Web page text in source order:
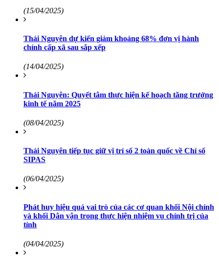
(15/04/2025)
Thái Nguyên dự kiến giảm khoảng 68% đơn vị hành
chính cấp xã sau sắp xếp
(14/04/2025)
Thái Nguyên: Quyết tâm thực hiện kế hoạch tăng trưởng
kinh tế năm 2025
(08/04/2025)
Thái Nguyên tiếp tục giữ vị trí số 2 toàn quốc về Chỉ số
SIPAS
(06/04/2025)
Phát huy hiệu quả vai trò của các cơ quan khối Nội chính
và khối Dân vận trong thực hiện nhiệm vụ chính trị của
tỉnh
(04/04/2025)